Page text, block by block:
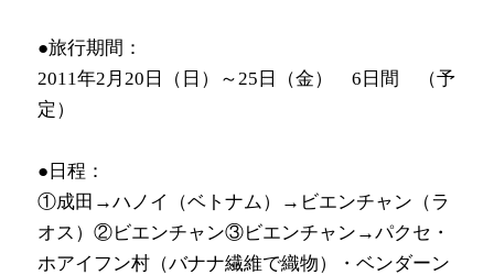
●旅行期間：
2011年2月20日（日）～25日（金） 6日間 （予
定）
●日程：
①成田→ハノイ（ベトナム）→ビエンチャン（ラ
オス）②ビエンチャン③ビエンチャン→パクセ・
ホアイフン村（バナナ繊維で織物）・ベンダーン